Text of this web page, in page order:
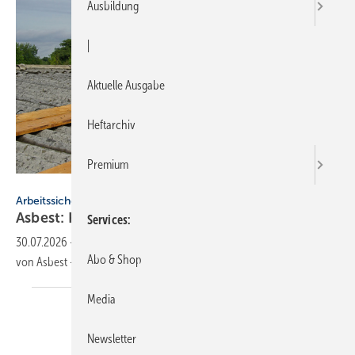
LianeM - stock.adobe.com
Arbeitssicherheit
Asbest: Häu­figs­te To­des­ur­sa­che am Bau
30.07.2026 -
von Asbest – der häufigsten Todesursache bei
Ausbildung
Aktuelle Ausgabe
Heftarchiv
Premium
Services
Abo & Shop
Media
Newsletter